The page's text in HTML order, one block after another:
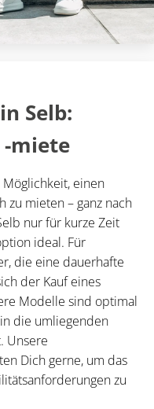
Selb:
miete
einen
zu mieten – ganz nach
nur für kurze Zeit
ideal. Für
die eine dauerhafte
der Kauf eines
Modelle sind optimal
die umliegenden
Unsere
Dich gerne, um das
zu